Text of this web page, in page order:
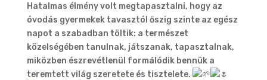
Hatalmas élmény volt megtapasztalni, hogy az
óvodás gyermekek tavasztól őszig szinte az egész
napot a szabadban töltik: a természet
közelségében tanulnak, játszanak, tapasztalnak,
miközben észrevétlenül formálódik bennük a
teremtett világ szeretete és tisztelete.